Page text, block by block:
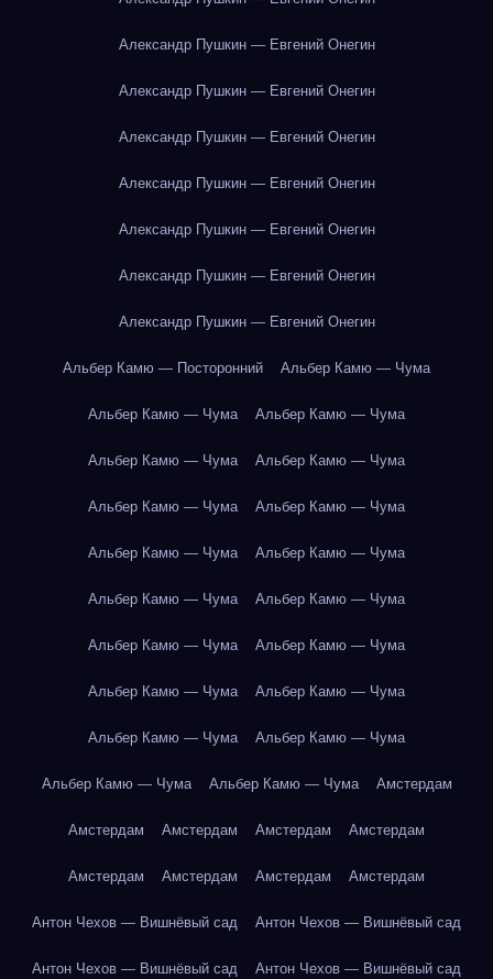
Александр Пушкин — Евгений Онегин
Александр Пушкин — Евгений Онегин
Александр Пушкин — Евгений Онегин
Александр Пушкин — Евгений Онегин
Александр Пушкин — Евгений Онегин
Александр Пушкин — Евгений Онегин
Александр Пушкин — Евгений Онегин
Альбер Камю — Посторонний Альбер Камю — Чума
Альбер Камю — Чума Альбер Камю — Чума
Альбер Камю — Чума Альбер Камю — Чума
Альбер Камю — Чума Альбер Камю — Чума
Альбер Камю — Чума Альбер Камю — Чума
Альбер Камю — Чума Альбер Камю — Чума
Альбер Камю — Чума Альбер Камю — Чума
Альбер Камю — Чума Альбер Камю — Чума
Альбер Камю — Чума Альбер Камю — Чума
Альбер Камю — Чума Альбер Камю — Чума Амстердам
Амстердам Амстердам Амстердам Амстердам
Амстердам Амстердам Амстердам Амстердам
Антон Чехов — Вишнёвый сад Антон Чехов — Вишнёвый сад
Антон Чехов — Вишнёвый сад Антон Чехов — Вишнёвый сад